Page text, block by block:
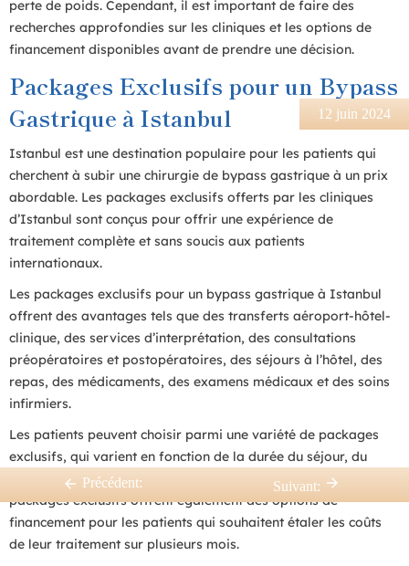
12 juin 2024
Précédent: Suivant:
perte de poids. Cependant, il est important de faire des
recherches approfondies sur les cliniques et les options de
financement disponibles avant de prendre une décision.
Packages Exclusifs pour un Bypass
Gastrique à Istanbul
Istanbul est une destination populaire pour les patients qui
cherchent à subir une chirurgie de bypass gastrique à un prix
abordable. Les packages exclusifs offerts par les cliniques
d’Istanbul sont conçus pour offrir une expérience de
traitement complète et sans soucis aux patients
internationaux.
Les packages exclusifs pour un bypass gastrique à Istanbul
offrent des avantages tels que des transferts aéroport-hôtel-
clinique, des services d’interprétation, des consultations
préopératoires et postopératoires, des séjours à l’hôtel, des
repas, des médicaments, des examens médicaux et des soins
infirmiers.
Les patients peuvent choisir parmi une variété de packages
exclusifs, qui varient en fonction de la durée du séjour, du
niveau de confort de l’hébergement et des services inclus. Les
packages exclusifs offrent également des options de
financement pour les patients qui souhaitent étaler les coûts
de leur traitement sur plusieurs mois.